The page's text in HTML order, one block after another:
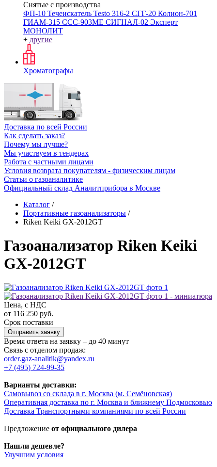
Снятые с производства
ФП-10 Течеискатель Testo 316-2 СГГ-20 Колион-701
ГИАМ-315 ССС-903МЕ СИГНАЛ-02 Эксперт
МОНОЛИТ
+ другие
Хроматографы
Доставка по всей России
Как сделать заказ?
Почему мы лучше?
Мы участвуем в тендерах
Работа с частными лицами
Условия возврата покупателям - физическим лицам
Статьи о газоаналитике
Официальный склад Аналитприбора в Москве
Каталог /
Портативные газоанализаторы /
Riken Keiki GX-2012GT
Газоанализатор Riken Keiki
GX-2012GT
Цена, с НДС
от 116 250 руб.
Срок поставки
Отправить заявку
Время ответа на заявку – до 40 минут
Связь с отделом продаж:
order.gaz-analitik@yandex.ru
+7 (495) 724-99-35
Варианты доставки:
Самовывоз со склада в г. Москва (м. Семёновская)
Оперативная доставка по г. Москва и ближнему Подмосковью
Доставка Транспортными компаниями по всей России
Предложение от официального дилера
Нашли дешевле?
Улучшим условия